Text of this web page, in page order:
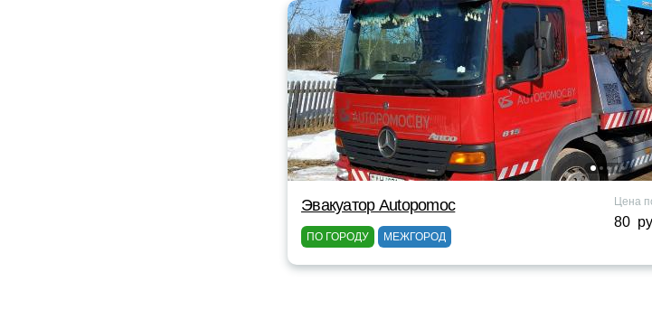
Эвакуатор Autopomoc
ПО ГОРОДУ МЕЖГОРОД
Цена
80